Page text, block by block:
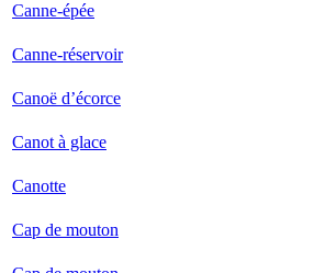
Canne-épée
Canne-réservoir
Canoë d’écorce
Canot à glace
Canotte
Cap de mouton